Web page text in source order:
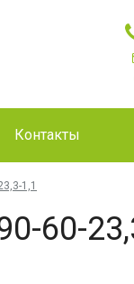
Контакты
1,1
60-